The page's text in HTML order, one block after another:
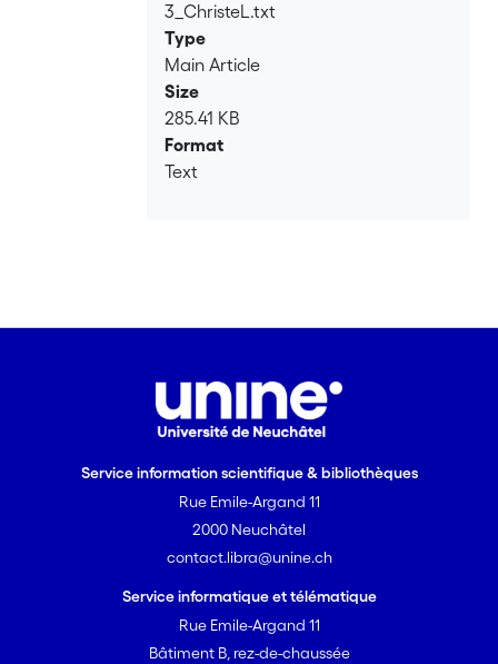
Loading...
3_ChristeL.txt
Type
Main Article
Size
285.41 KB
Format
Text
Service information scientifique & bibliothèques
Rue Emile-Argand 11
2000 Neuchâtel
contact.libra@unine.ch
Service informatique et télématique
Rue Emile-Argand 11
Bâtiment B, rez-de-chaussée